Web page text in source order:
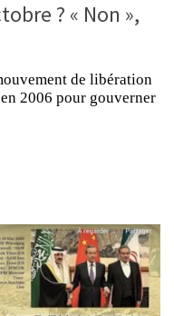
? « Non »,
de libération
2006 pour gouverner